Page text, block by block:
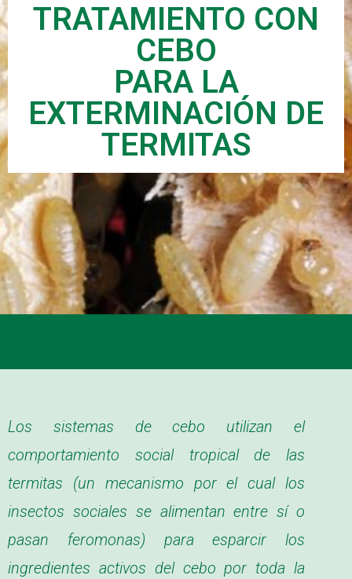
TRATAMIENTO CON
CEBO
PARA LA
EXTERMINACIÓN DE
TERMITAS
Los sistemas de cebo utilizan el
comportamiento social tropical de las
termitas (un mecanismo por el cual los
insectos sociales se alimentan entre sí o
pasan feromonas) para esparcir los
ingredientes activos del cebo por toda la